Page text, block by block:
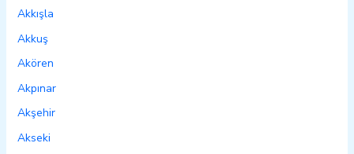
Akkışla
Akkuş
Akören
Akpınar
Akşehir
Akseki